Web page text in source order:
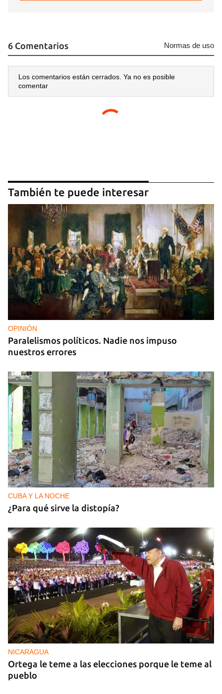
6 Comentarios Normas de uso
Los comentarios están cerrados. Ya no es posible
comentar
También te puede interesar
OPINIÓN
Paralelismos políticos. Nadie nos impuso
nuestros errores
CUBA Y LA NOCHE
¿Para qué sirve la distopía?
NICARAGUA
Ortega le teme a las elecciones porque le teme al
pueblo